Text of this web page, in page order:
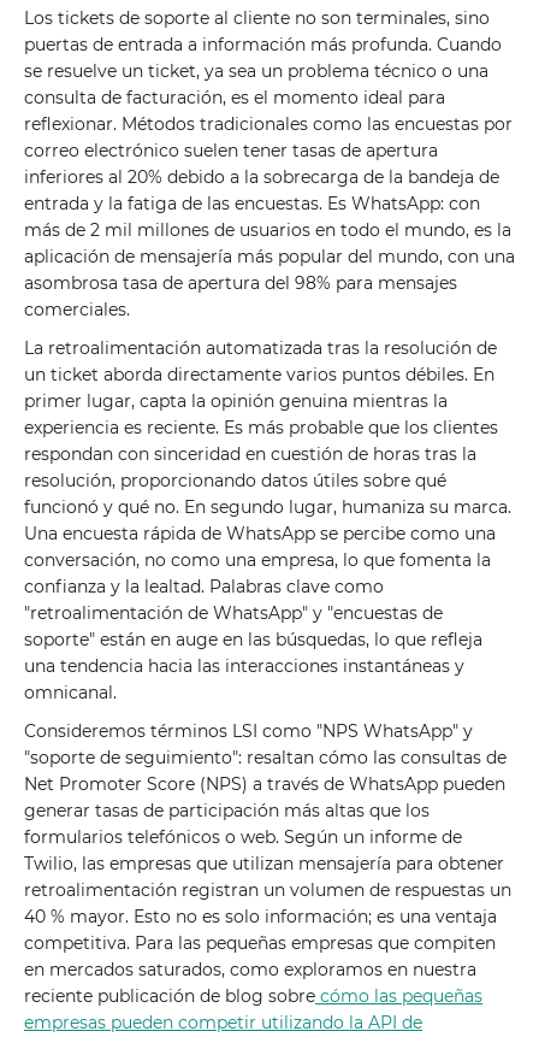
Los tickets de soporte al cliente no son terminales, sino
puertas de entrada a información más profunda. Cuando
se resuelve un ticket, ya sea un problema técnico o una
consulta de facturación, es el momento ideal para
reflexionar. Métodos tradicionales como las encuestas por
correo electrónico suelen tener tasas de apertura
inferiores al 20% debido a la sobrecarga de la bandeja de
entrada y la fatiga de las encuestas. Es WhatsApp: con
más de 2 mil millones de usuarios en todo el mundo, es la
aplicación de mensajería más popular del mundo, con una
asombrosa tasa de apertura del 98% para mensajes
comerciales.
La retroalimentación automatizada tras la resolución de
un ticket aborda directamente varios puntos débiles. En
primer lugar, capta la opinión genuina mientras la
experiencia es reciente. Es más probable que los clientes
respondan con sinceridad en cuestión de horas tras la
resolución, proporcionando datos útiles sobre qué
funcionó y qué no. En segundo lugar, humaniza su marca.
Una encuesta rápida de WhatsApp se percibe como una
conversación, no como una empresa, lo que fomenta la
confianza y la lealtad. Palabras clave como
"retroalimentación de WhatsApp" y "encuestas de
soporte" están en auge en las búsquedas, lo que refleja
una tendencia hacia las interacciones instantáneas y
omnicanal.
Consideremos términos LSI como "NPS WhatsApp" y
"soporte de seguimiento": resaltan cómo las consultas de
Net Promoter Score (NPS) a través de WhatsApp pueden
generar tasas de participación más altas que los
formularios telefónicos o web. Según un informe de
Twilio, las empresas que utilizan mensajería para obtener
retroalimentación registran un volumen de respuestas un
40 % mayor. Esto no es solo información; es una ventaja
competitiva. Para las pequeñas empresas que compiten
en mercados saturados, como exploramos en nuestra
reciente publicación de blog sobre cómo las pequeñas
empresas pueden competir utilizando la API de